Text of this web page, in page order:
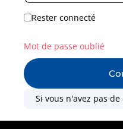
Rester connecté
Mot de passe oublié
Si vous n'avez pas